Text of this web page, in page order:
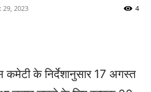
29, 2023 4
कमेटी के निर्देशानुसार 17 अगस्त